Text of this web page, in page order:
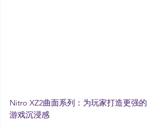
Nitro XZ2曲面系列：为玩家打造更强的
游戏沉浸感